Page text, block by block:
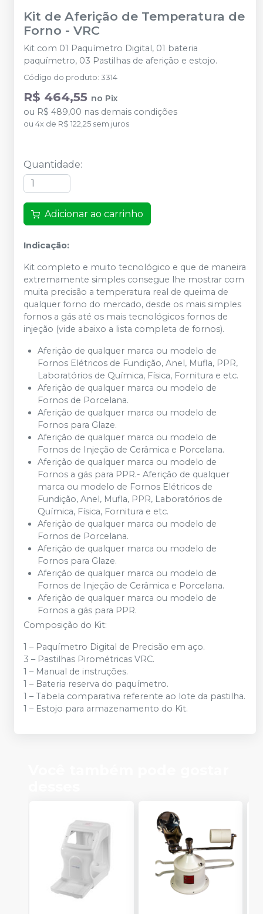
Kit de Aferição de Temperatura de
Forno - VRC
Kit com 01 Paquímetro Digital, 01 bateria
paquímetro, 03 Pastilhas de aferição e estojo.
Código do produto: 3314
R$ 464,55 no Pix
ou R$ 489,00 nas demais condições
ou 4x de R$ 122,25 sem juros
Quantidade:
Adicionar ao carrinho
Indicação:
Kit completo e muito tecnológico e que de maneira
extremamente simples consegue lhe mostrar com
muita precisão a temperatura real de queima de
qualquer forno do mercado, desde os mais simples
fornos a gás até os mais tecnológicos fornos de
injeção (vide abaixo a lista completa de fornos).
Aferição de qualquer marca ou modelo de
Fornos Elétricos de Fundição, Anel, Mufla, PPR,
Laboratórios de Química, Física, Fornitura e etc.
Aferição de qualquer marca ou modelo de
Fornos de Porcelana.
Aferição de qualquer marca ou modelo de
Fornos para Glaze.
Aferição de qualquer marca ou modelo de
Fornos de Injeção de Cerâmica e Porcelana.
Aferição de qualquer marca ou modelo de
Fornos a gás para PPR.- Aferição de qualquer
marca ou modelo de Fornos Elétricos de
Fundição, Anel, Mufla, PPR, Laboratórios de
Química, Física, Fornitura e etc.
Aferição de qualquer marca ou modelo de
Fornos de Porcelana.
Aferição de qualquer marca ou modelo de
Fornos para Glaze.
Aferição de qualquer marca ou modelo de
Fornos de Injeção de Cerâmica e Porcelana.
Aferição de qualquer marca ou modelo de
Fornos a gás para PPR.
Composição do Kit:
1 – Paquímetro Digital de Precisão em aço.
3 – Pastilhas Pirométricas VRC.
1 – Manual de instruções.
1 – Bateria reserva do paquímetro.
1 – Tabela comparativa referente ao lote da pastilha.
1 – Estojo para armazenamento do Kit.